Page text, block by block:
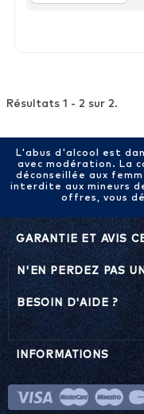
Résultats 1 - 2 sur 2.
L'abus d'alcool est
avec modération. La
déconseillée aux
interdite aux mineurs
offres, vous
GARANTIE ET AVIS
N'EN PERDEZ PAS
BESOIN D'AIDE ?
INFORMATIONS